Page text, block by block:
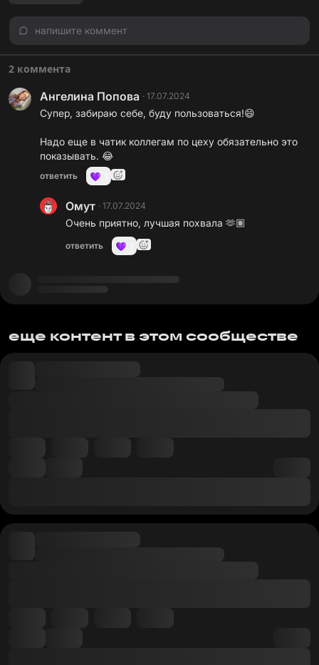
напишите коммент
2 коммента
Ангелина Попова · 17.07.2024
Супер, забираю себе, буду пользоваться!😄
Надо еще в чатик коллегам по цеху обязательно это
показывать. 😂
ответить
Омут · 17.07.2024
Очень приятно, лучшая похвала 🫶🏽
ответить
еще контент в этом сообществе